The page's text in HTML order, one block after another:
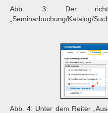
Abb. 3: Der
„Seminarbuchung/Katalog/
Abb. 4: Unter dem Reiter